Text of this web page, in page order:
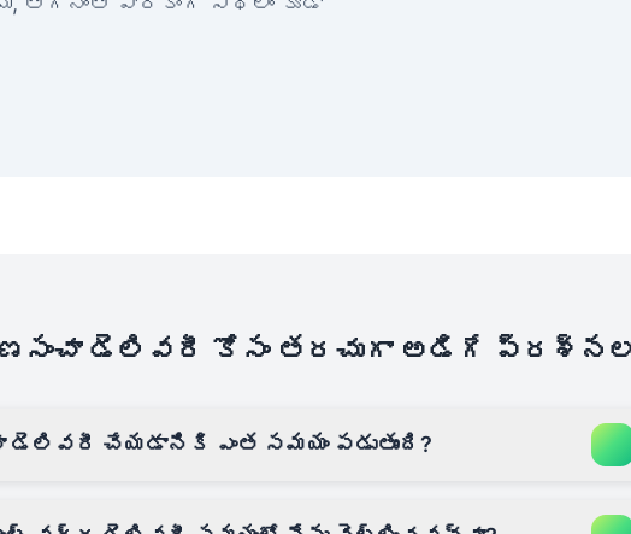
డెలివరీ కోసం తరచుగా అడిగే
డెలివరీ చేయడానికి ఎంత సమయం పడుతుంది?